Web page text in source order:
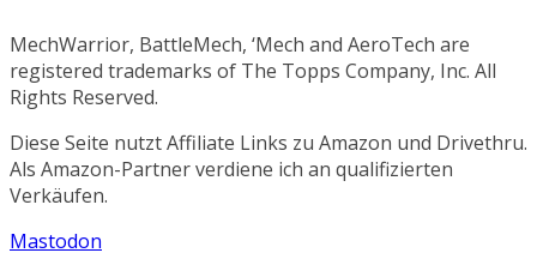
MechWarrior, BattleMech, ‘Mech and AeroTech are
registered trademarks of The Topps Company, Inc. All
Rights Reserved.
Diese Seite nutzt Affiliate Links zu Amazon und Drivethru.
Als Amazon-Partner verdiene ich an qualifizierten
Verkäufen.
Mastodon